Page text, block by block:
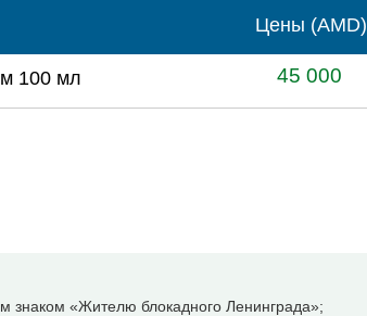
Цены (AMD)
100 мл 45 000
знаком «Жителю блокадного Ленинграда»;